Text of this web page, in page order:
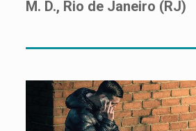
M. D., Rio de Janeiro (RJ)